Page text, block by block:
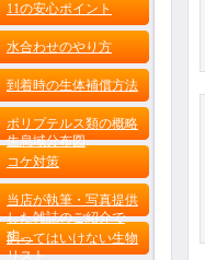
11の安心ポイント
水合わせのやり方
到着時の生体補償方法
ポリプテルス類の概略
生息域分布図
コケ対策
当店が執筆・写真提供
した雑誌のご紹介で
す。
飼ってはいけない生物
リスト